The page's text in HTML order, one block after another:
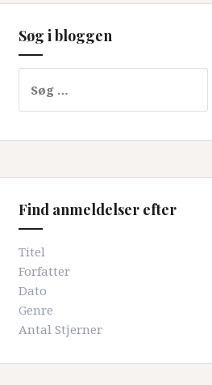
Søg i bloggen
efter:
Find anmeldelser efter
Titel
Forfatter
Dato
Genre
Antal Stjerner